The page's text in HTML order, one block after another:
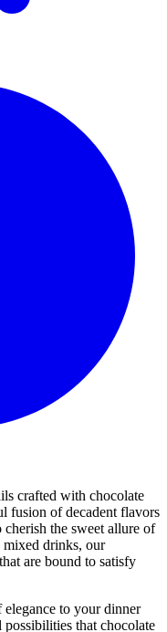
crafted with chocolate
fusion of decadent flavors
the sweet allure of
mixed drinks, our
are bound to satisfy
to your dinner
that chocolate